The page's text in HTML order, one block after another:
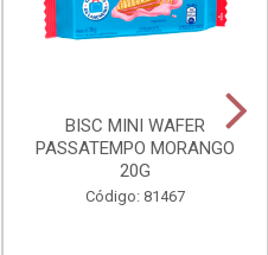
BISC MINI WAFER
PASSATEMPO MORANGO
20G
Código: 81467